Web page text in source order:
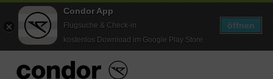
Condor App
Flugsuche & Check-in
kostenlos Download im Google Play Store
öffnen